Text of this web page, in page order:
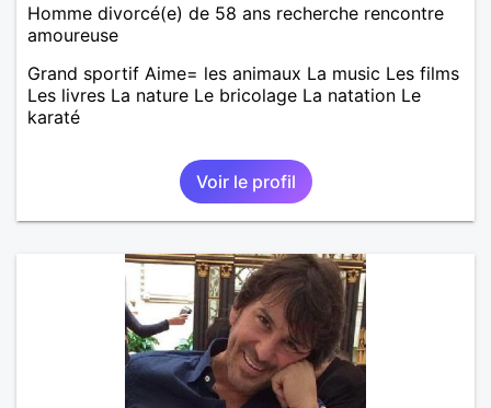
Homme divorcé(e) de 58 ans recherche rencontre
amoureuse
Grand sportif Aime= les animaux La music Les films
Les livres La nature Le bricolage La natation Le
karaté
Voir le profil